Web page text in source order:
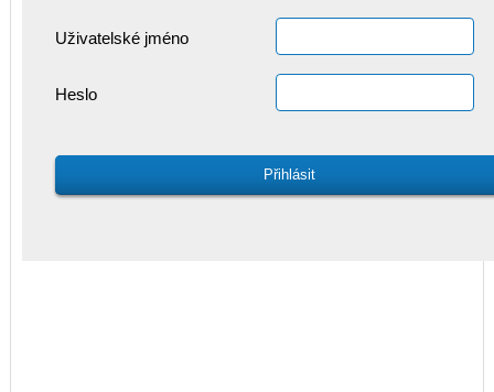
Uživatelské jméno
Heslo